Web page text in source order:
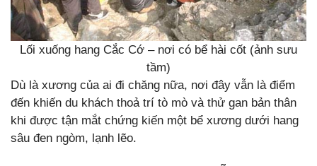
Lối xuống hang Cắc Cớ – nơi có bể hài cốt (ảnh sưu
tầm)
Dù là xương của ai đi chăng nữa, nơi đây vẫn là điểm
đến khiến du khách thoả trí tò mò và thử gan bản thân
khi được tận mắt chứng kiến một bể xương dưới hang
sâu đen ngòm, lạnh lẽo.